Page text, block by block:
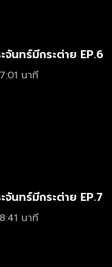
จันทร์มีกระต่าย EP.6
นาที
จันทร์มีกระต่าย EP.7
นาที